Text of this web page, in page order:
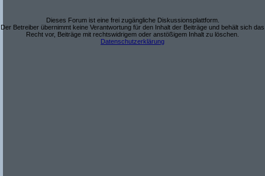
Dieses Forum ist eine frei zugängliche Diskussionsplattform.
Der Betreiber übernimmt keine Verantwortung für den Inhalt der Beiträge und behält sich das
Recht vor, Beiträge mit rechtswidrigem oder anstößigem Inhalt zu löschen.
Datenschutzerklärung